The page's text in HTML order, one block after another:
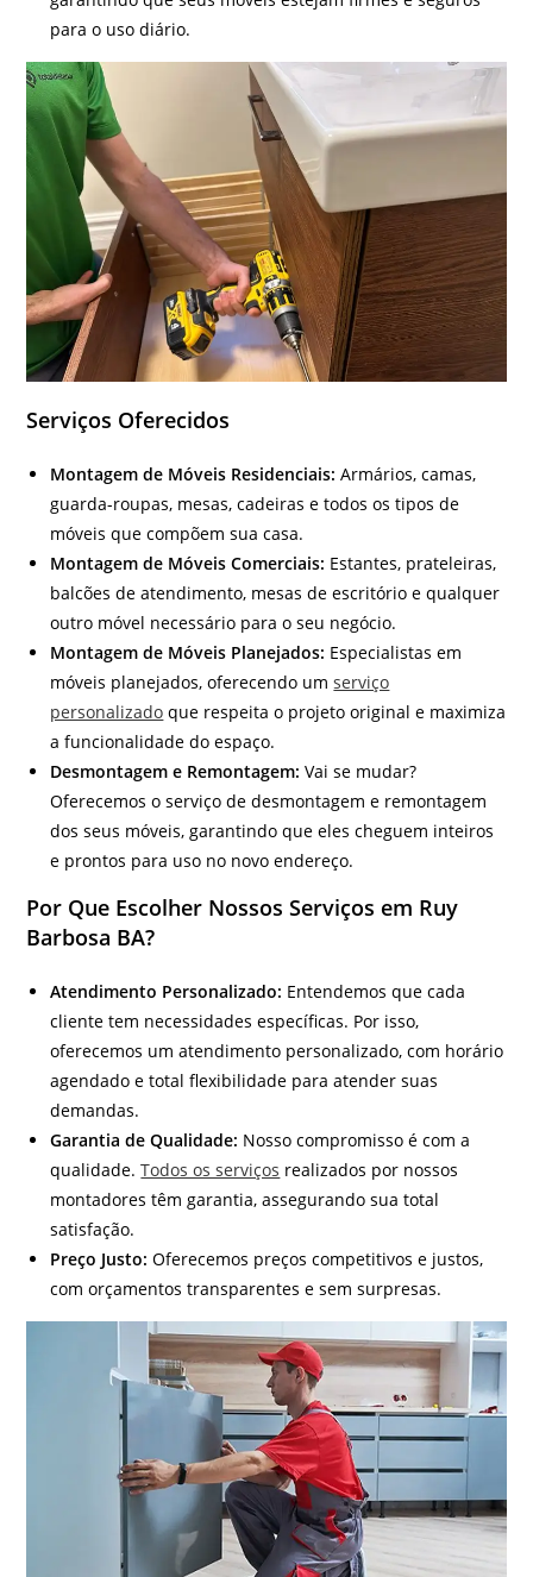
para o uso diário.
Serviços Oferecidos
Montagem de Móveis Residenciais: Armários, camas,
guarda-roupas, mesas, cadeiras e todos os tipos de
móveis que compõem sua casa.
Montagem de Móveis Comerciais: Estantes, prateleiras,
balcões de atendimento, mesas de escritório e qualquer
outro móvel necessário para o seu negócio.
Montagem de Móveis Planejados: Especialistas em
móveis planejados, oferecendo umserviço
personalizado que respeita o projeto original e maximiza
a funcionalidade do espaço.
Desmontagem e Remontagem: Vai se mudar?
Oferecemos o serviço de desmontagem e remontagem
dos seus móveis, garantindo que eles cheguem inteiros
e prontos para uso no novo endereço.
Por Que Escolher Nossos Serviços em Ruy
Barbosa BA?
Atendimento Personalizado: Entendemos que cada
cliente tem necessidades específicas. Por isso,
oferecemos um atendimento personalizado, com horário
agendado e total flexibilidade para atender suas
demandas.
Garantia de Qualidade: Nosso compromisso é com a
qualidade.Todos os serviços realizados por nossos
montadores têm garantia, assegurando sua total
satisfação.
Preço Justo: Oferecemos preços competitivos e justos,
com orçamentos transparentes e sem surpresas.